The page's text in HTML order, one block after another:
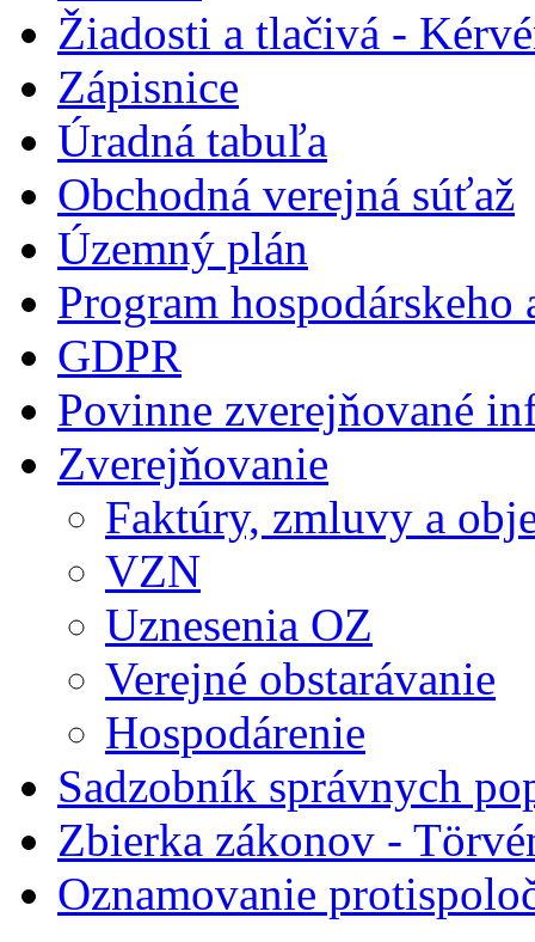
Žiadosti a tlačivá -
Zápisnice
Úradná tabuľa
Obchodná verejná súťaž
Územný plán
Program
GDPR
Povinne zverejňované
Zverejňovanie
Faktúry, zmluvy a
VZN
Uznesenia OZ
Verejné obstarávanie
Hospodárenie
Sadzobník správnych
Zbierka zákonov -
Oznamovanie